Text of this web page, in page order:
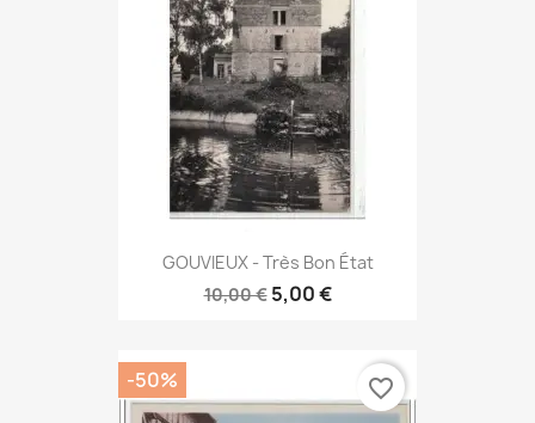
GOUVIEUX - Très Bon État
10,00 € 5,00 €
-50% favorite_border